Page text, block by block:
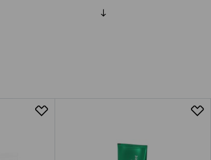
toodete puhul
originaalpakendis.